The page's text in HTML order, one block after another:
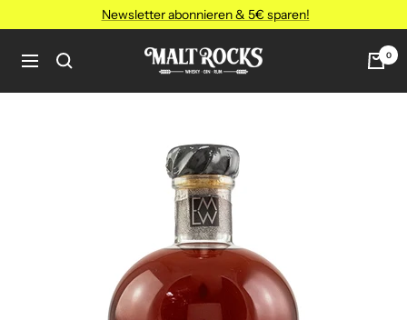
zum
Inhalt
Newsletter abonnieren & 5€ sparen!
Navigation
MALT
ROCKS
0